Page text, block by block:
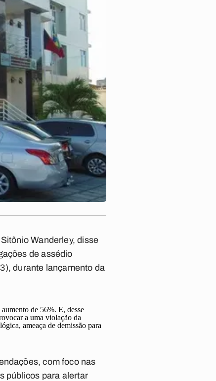
Wanderley, disse
de assédio
durante lançamento da
de 56%. E, desse
a uma violação da
ameaça de demissão para
com foco nas
públicos para alertar